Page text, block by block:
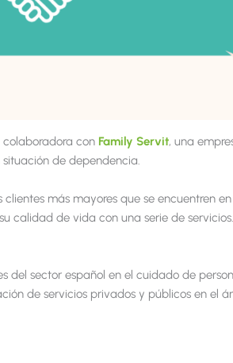
con Family Servit, una
situación de dependencia.
más mayores que se encuentren
calidad de vida con una serie de servicios.
del sector español en el cuidado de
de servicios privados y públicos en el